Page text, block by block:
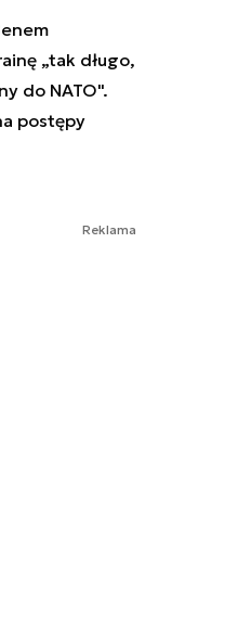
„tak długo,
do NATO".
postępy
Reklama